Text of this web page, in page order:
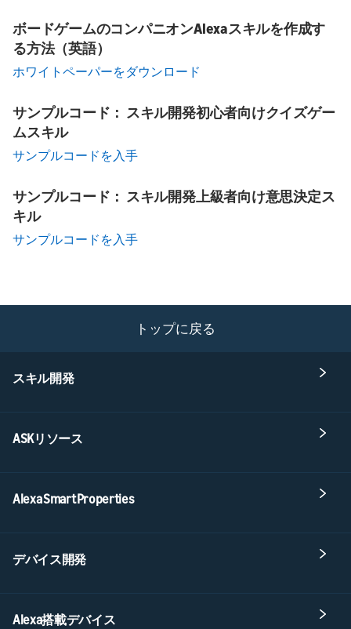
ボードゲームのコンパニオンAlexaスキルを作成す
る方法（英語）
ホワイトペーパーをダウンロード
サンプルコード： スキル開発初心者向けクイズゲー
ムスキル
サンプルコードを入手
サンプルコード： スキル開発上級者向け意思決定ス
キル
サンプルコードを入手
トップに戻る
スキル開発
ASKリソース
Alexa Smart Properties
デバイス開発
Alexa搭載デバイス